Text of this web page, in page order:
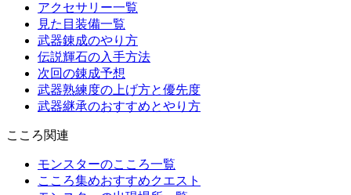
アクセサリー一覧
見た目装備一覧
武器錬成のやり方
伝説輝石の入手方法
次回の錬成予想
武器熟練度の上げ方と優先度
武器継承のおすすめとやり方
こころ関連
モンスターのこころ一覧
こころ集めおすすめクエスト